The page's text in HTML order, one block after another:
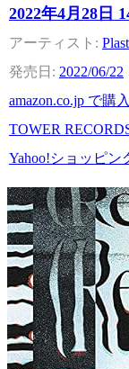
2022年4月28日
2022/06/22
amazon.co.jp で購入
TOWER
Yahoo!ショッピン